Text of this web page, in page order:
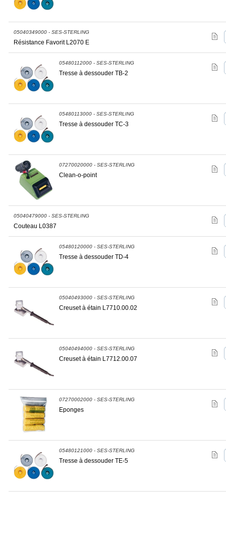
05040349000 - SES-STERLING
Résistance Favorit L2070 E
05480112000 - SES-STERLING
Tresse à dessouder TB-2
05480113000 - SES-STERLING
Tresse à dessouder TC-3
07270020000 - SES-STERLING
Clean-o-point
05040479000 - SES-STERLING
Couteau L0387
05480120000 - SES-STERLING
Tresse à dessouder TD-4
05040493000 - SES-STERLING
Creuset à étain L7710.00.02
05040494000 - SES-STERLING
Creuset à étain L7712.00.07
07270002000 - SES-STERLING
Eponges
05480121000 - SES-STERLING
Tresse à dessouder TE-5